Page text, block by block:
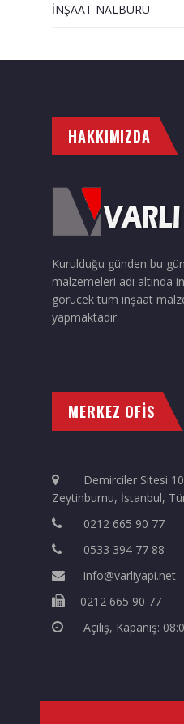
İNŞAAT NALBURU
HAKKIMIZDA
Kurulduğu günden bu
malzemeleri adı altında
görücek tüm inşaat
yapmaktadır.
MERKEZ OFİS
Demirciler Sitesi
Zeytinburnu, İstanbul,
0212 665 90 77
0533 394 77 88
info@varliyapi.net
0212 665 90 77
Açılış, Kapanış: